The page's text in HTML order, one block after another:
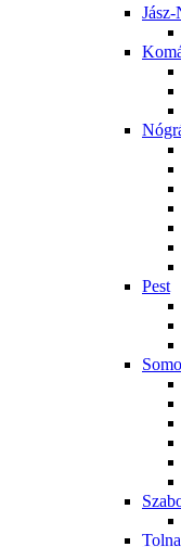
Pest
Tolna